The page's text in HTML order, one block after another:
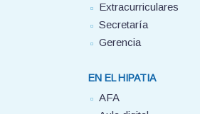
Extracurriculares
Secretaría
Gerencia
EN EL HIPATIA
AFA